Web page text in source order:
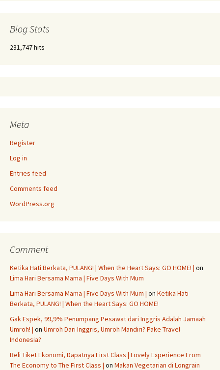
Blog Stats
231,747 hits
Meta
Register
Log in
Entries feed
Comments feed
WordPress.org
Comment
Ketika Hati Berkata, PULANG! | When the Heart Says: GO HOME! | on
Lima Hari Bersama Mama | Five Days With Mum
Lima Hari Bersama Mama | Five Days With Mum | on Ketika Hati
Berkata, PULANG! | When the Heart Says: GO HOME!
Gak Espek, 99,9% Penumpang Pesawat dari Inggris Adalah Jamaah
Umroh! | on Umroh Dari Inggris, Umroh Mandiri? Pake Travel
Indonesia?
Beli Tiket Ekonomi, Dapatnya First Class | Lovely Experience From
The Economy to The First Class | on Makan Vegetarian di Longrain